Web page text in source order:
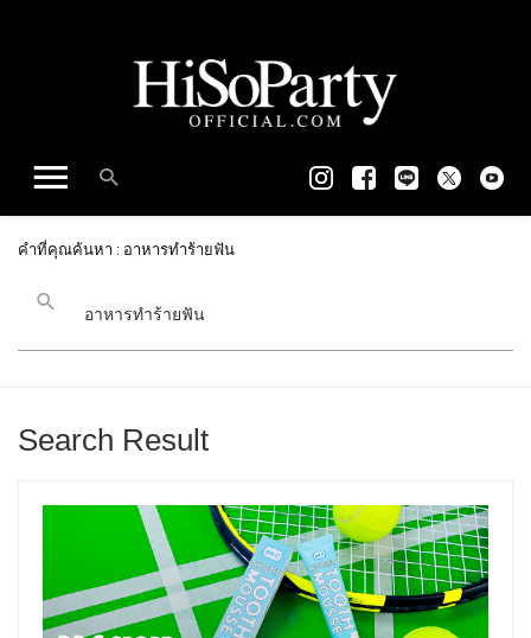
คำที่คุณค้นหา : อาหารทำร้ายฟัน
Search Result